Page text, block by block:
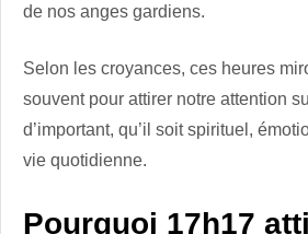
de nos anges gardiens.
Selon les croyances, ces heures
souvent pour attirer notre attention
d’important, qu’il soit spirituel,
vie quotidienne.
Pourquoi 17h17